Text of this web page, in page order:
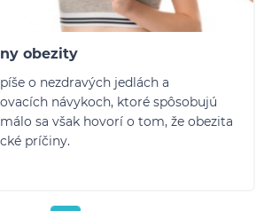
obezity
o nezdravých jedlách a
návykoch, ktoré spôsobujú
sa však hovorí o tom, že obezita
príčiny.